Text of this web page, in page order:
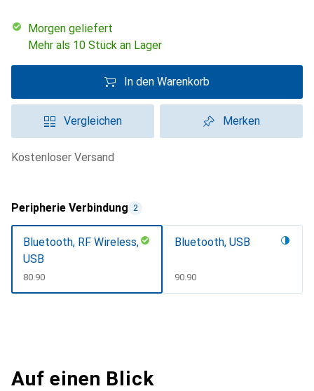
morgen geliefert
Mehr als 10 Stück an Lager
In den Warenkorb
Vergleichen Merken
kostenloser Versand
Peripherie Verbindung 2
Bluetooth, RF Wireless,
USB
CHF
80.90
Bluetooth, USB
CHF
90.90
Auf einen Blick